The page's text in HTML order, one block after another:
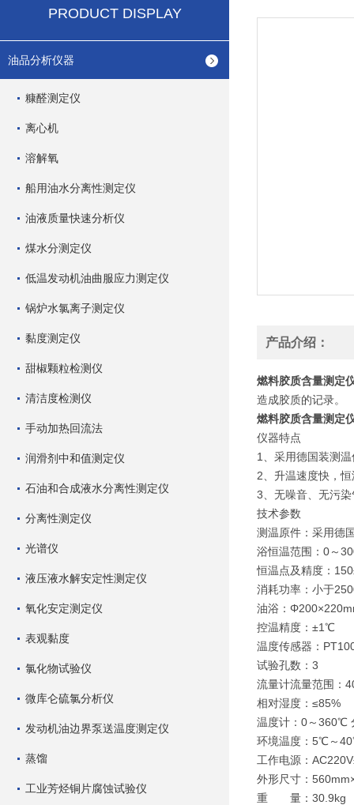
PRODUCT DISPLAY
油品分析仪器
糠醛测定仪
离心机
溶解氧
船用油水分离性测定仪
油液质量快速分析仪
煤水分测定仪
低温发动机油曲服应力测定仪
锅炉水氯离子测定仪
黏度测定仪
甜椒颗粒检测仪
清洁度检测仪
手动加热回流法
润滑剂中和值测定仪
石油和合成液水分离性测定仪
分离性测定仪
光谱仪
液压液水解安定性测定仪
氧化安定测定仪
表观黏度
氯化物试验仪
微库仑硫氯分析仪
发动机油边界泵送温度测定仪
蒸馏
工业芳烃铜片腐蚀试验仪
产品介绍：
燃料胶质含量测定
造成胶质的记录。
燃料胶质含量测定
仪器特点
1、采用德国装测
2、升温速度快，
3、无噪音、无污
技术参数
测温原件：采用德
浴恒温范围：0～
恒温点及精度：
消耗功率：小于
油浴：
控温精度：±1℃
温度传感器：
试验孔数：3
流量计流量范围：
相对湿度：≤85%
温度计：0～360℃
环境温度：5℃～
工作电源：
外形尺寸：
重 量：30.9kg